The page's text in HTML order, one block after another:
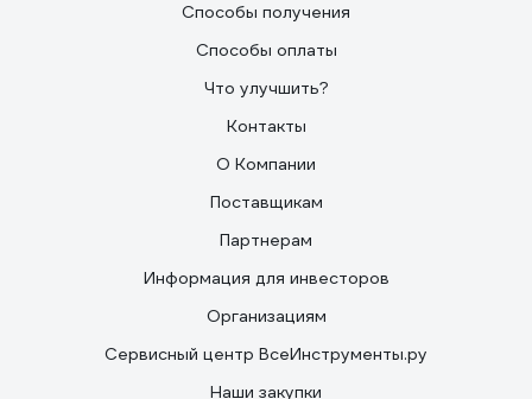
Способы получения
Способы оплаты
Что улучшить?
Контакты
О Компании
Поставщикам
Партнерам
Информация для инвесторов
Организациям
Сервисный центр ВсеИнструменты.ру
Наши закупки